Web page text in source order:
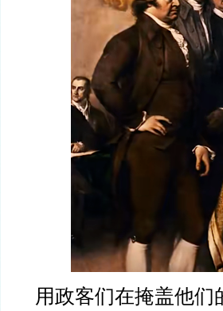
用政客们在掩盖他